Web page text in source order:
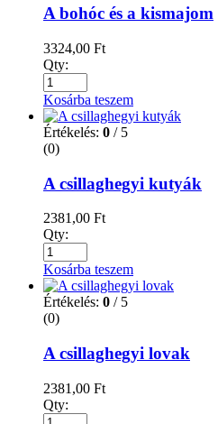
A bohóc és a kismajom
3324,00 Ft
Qty:
Kosárba teszem
Értékelés: 0 / 5
(0)
A csillaghegyi kutyák
2381,00 Ft
Qty:
Kosárba teszem
Értékelés: 0 / 5
(0)
A csillaghegyi lovak
2381,00 Ft
Qty: